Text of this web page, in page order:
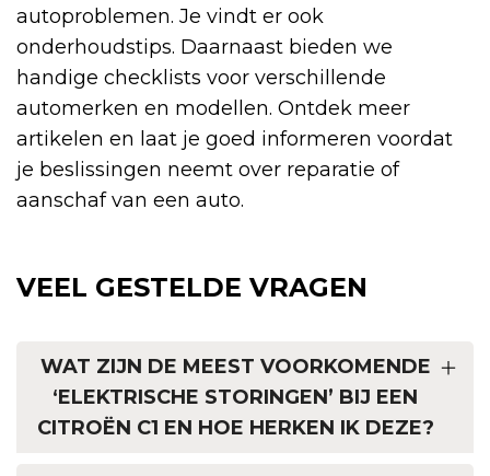
autoproblemen. Je vindt er ook
onderhoudstips. Daarnaast bieden we
handige checklists voor verschillende
automerken en modellen. Ontdek meer
artikelen en laat je goed informeren voordat
je beslissingen neemt over reparatie of
aanschaf van een auto.
VEEL GESTELDE VRAGEN
WAT ZIJN DE MEEST VOORKOMENDE
‘ELEKTRISCHE STORINGEN’ BIJ EEN
CITROËN C1 EN HOE HERKEN IK DEZE?